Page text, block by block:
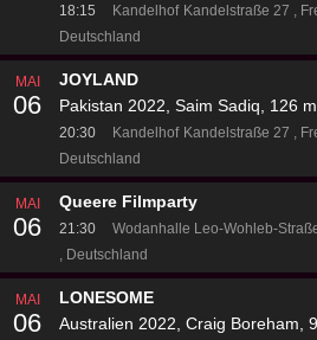
18:15 Kandelhof Kandelstraße 27
Deutschland
MAI
06
JOYLAND
Pakistan 2022, Saim Sadiq, 126
20:30 Kandelhof Kandelstraße 27
Deutschland
MAI
06
Queere Filmparty
21:30 Wodanhalle Leo-Wohleb-
Deutschland
MAI
06
LONESOME
Australien 2022, Craig Boreham,